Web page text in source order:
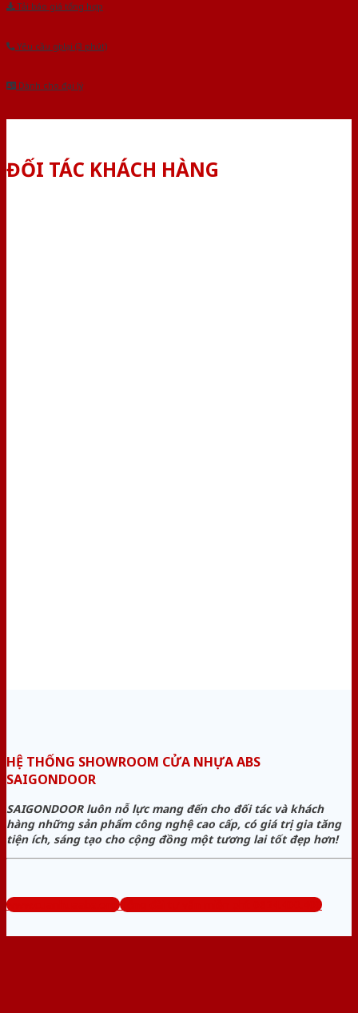
Tải báo giá tổng hợp
Yêu cầu gọi lại (3 phút)
Dành cho đại lý
ĐỐI TÁC KHÁCH HÀNG
HỆ THỐNG SHOWROOM CỬA NHỰA ABS
SAIGONDOOR
SAIGONDOOR luôn nỗ lực mang đến cho đối tác và khách
hàng những sản phẩm công nghệ cao cấp, có giá trị gia tăng
tiện ích, sáng tạo cho cộng đồng một tương lai tốt đẹp hơn!
www.cuanhuaabs.org Tổng đài tư vấn miễn phí: 0824.400.400